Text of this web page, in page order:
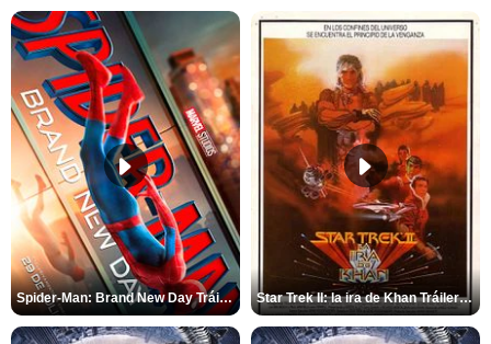
Spider-Man: Brand New Day Tráiler (3) Star Trek II: la ira de Khan Tráiler VO